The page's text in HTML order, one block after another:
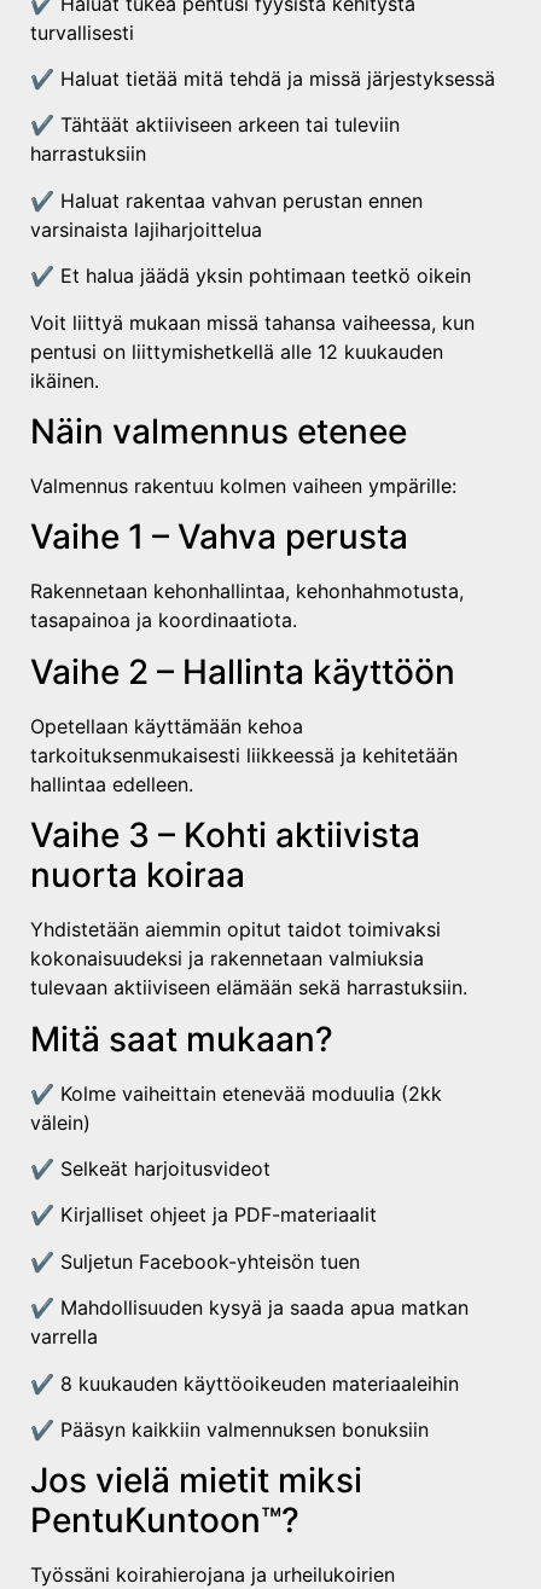
turvallisesti
✔ Haluat tietää mitä tehdä ja missä järjestyksessä
✔ Tähtäät aktiiviseen arkeen tai tuleviin
harrastuksiin
✔ Haluat rakentaa vahvan perustan ennen
varsinaista lajiharjoittelua
✔ Et halua jäädä yksin pohtimaan teetkö oikein
Voit liittyä mukaan missä tahansa vaiheessa, kun
pentusi on liittymishetkellä alle 12 kuukauden
ikäinen.
Näin valmennus etenee
Valmennus rakentuu kolmen vaiheen ympärille:
Vaihe 1 – Vahva perusta
Rakennetaan kehonhallintaa, kehonhahmotusta,
tasapainoa ja koordinaatiota.
Vaihe 2 – Hallinta käyttöön
Opetellaan käyttämään kehoa
tarkoituksenmukaisesti liikkeessä ja kehitetään
hallintaa edelleen.
Vaihe 3 – Kohti aktiivista
nuorta koiraa
Yhdistetään aiemmin opitut taidot toimivaksi
kokonaisuudeksi ja rakennetaan valmiuksia
tulevaan aktiiviseen elämään sekä harrastuksiin.
Mitä saat mukaan?
✔ Kolme vaiheittain etenevää moduulia (2kk
välein)
✔ Selkeät harjoitusvideot
✔ Kirjalliset ohjeet ja PDF-materiaalit
✔ Suljetun Facebook-yhteisön tuen
✔ Mahdollisuuden kysyä ja saada apua matkan
varrella
✔ 8 kuukauden käyttöoikeuden materiaaleihin
✔ Pääsyn kaikkiin valmennuksen bonuksiin
Jos vielä mietit miksi
PentuKuntoon™?
Työssäni koirahierojana ja urheilukoirien